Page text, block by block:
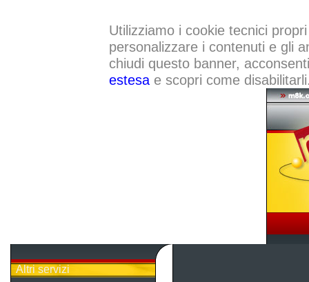
Utilizziamo i cookie tecnici
personalizzare i contenuti e gli
chiudi questo banner,
estesae scopri come
Altri servizi